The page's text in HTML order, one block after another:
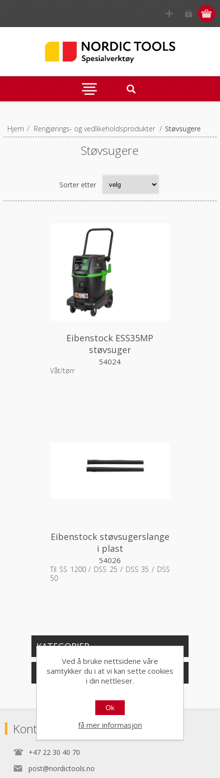
Hjem / Rengjørings- og vedlikeholdsprodukter / Støvsugere
Støvsugere
Sorter etter
Eibenstock ESS35MP
støvsuger
54024
Våt/tørr
Eibenstock støvsugerslange
i plast
54026
Til SS 1200 / DSS 25 / DSS 35 / DSS
50
KATEGORIER
PRODUSENTER
Kontaktinformasjon
+47 22 30 40 70
post@nordictools.no
Ved å bruke nettsidene våre
samtykker du i at vi kan sette cookies
i din nettleser.
Ok
få mer informasjon